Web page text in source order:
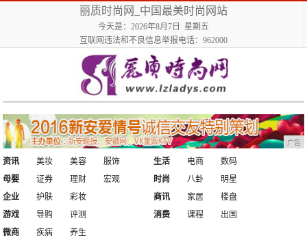
丽质时尚网_中国最美时尚网站
今天是：2026年8月7日 星期五
互联网违法和不良信息举报电话：962000
广告
资讯 美妆 美容
服饰
母婴
证券 理财 宏观
生活 电商
数码
时尚
八卦
明星
企业
护肤
彩妆
游戏
导购 评测
商讯 家居
楼盘
消费
课程
出国
微商
疾病
养生